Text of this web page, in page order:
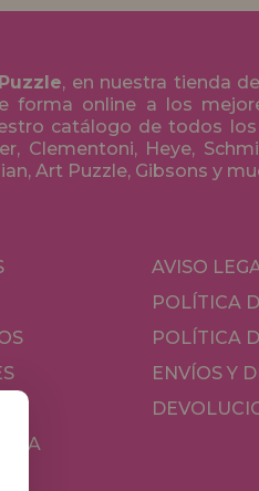
, en nuestra tienda
forma online a los
catálogo de todos
Clementoni, Heye,
Art Puzzle, Gibsons y
AVISO
POLÍTICA
POLÍTICA
ENVÍOS Y